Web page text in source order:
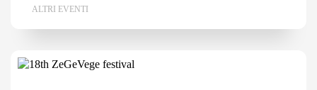
ALTRI EVENTI